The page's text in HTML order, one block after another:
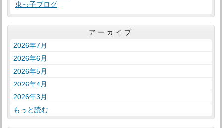
東っ子ブログ
アーカイブ
2026年7月
2026年6月
2026年5月
2026年4月
2026年3月
もっと読む